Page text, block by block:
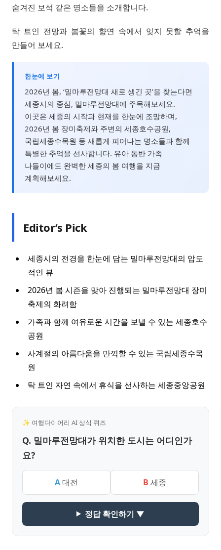
숨겨진 보석 같은 명소들을 소개합니다.
탁 트인 전망과 봄꽃의 향연 속에서 잊지 못할 추억을
만들어 보세요.
한눈에 보기
2026년 봄, ‘밀마루전망대 새로 생긴 곳’을 찾는다면
세종시의 중심, 밀마루전망대에 주목해보세요.
이곳은 세종의 시작과 현재를 한눈에 조망하며,
2026년 봄 장미축제와 주변의 세종호수공원,
국립세종수목원 등 새롭게 피어나는 명소들과 함께
특별한 추억을 선사합니다. 유아 동반 가족
나들이에도 완벽한 세종의 봄 여행을 지금
계획해보세요.
Editor’s Pick
세종시의 전경을 한눈에 담는 밀마루전망대의 압도
적인 뷰
2026년 봄 시즌을 맞아 진행되는 밀마루전망대 장미
축제의 화려함
가족과 함께 여유로운 시간을 보낼 수 있는 세종호수
공원
사계절의 아름다움을 만끽할 수 있는 국립세종수목
원
탁 트인 자연 속에서 휴식을 선사하는 세종중앙공원
✨ 여행다이어리 AI 상식 퀴즈
Q. 밀마루전망대가 위치한 도시는 어디인가
요?
A대전 B 세종
정답 확인하기 ▼